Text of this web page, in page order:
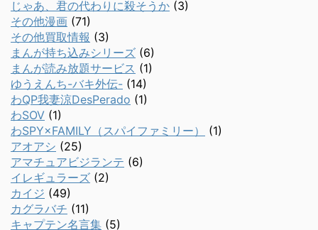
じゃあ、君の代わりに殺そうか (3)
その他漫画 (71)
その他買取情報 (3)
まんが持ち込みシリーズ (6)
まんが読み放題サービス (1)
ゆうえんち-バキ外伝- (14)
わQP我妻涼DesPerado (1)
わSOV (1)
わSPY×FAMILY（スパイファミリー）
(1)
アオアシ (25)
アマチュアビジランテ (6)
イレギュラーズ (2)
カイジ (49)
カグラバチ (11)
キャプテン名言集 (5)